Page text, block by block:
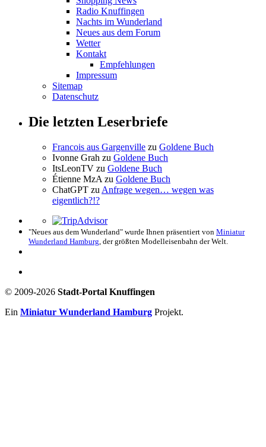
Radio Knuffingen
Nachts im Wunderland
Neues aus dem Forum
Wetter
Kontakt
Empfehlungen
Impressum
Sitemap
Datenschutz
Die letzten Leserbriefe
Francois aus Gargenville zu Goldene Buch
Ivonne Grah zu Goldene Buch
ItsLeonTV zu Goldene Buch
Étienne MzA zu Goldene Buch
ChatGPT zu Anfrage wegen… wegen was
eigentlich?!?
"Neues aus dem Wunderland" wurde Ihnen präsentiert von Miniatur
Wunderland Hamburg , der größten Modelleisenbahn der Welt.
© 2009-2026 Stadt-Portal Knuffingen
Ein Miniatur Wunderland Hamburg Projekt.